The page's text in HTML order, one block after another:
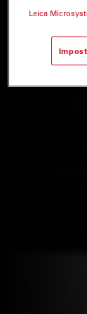
Leica